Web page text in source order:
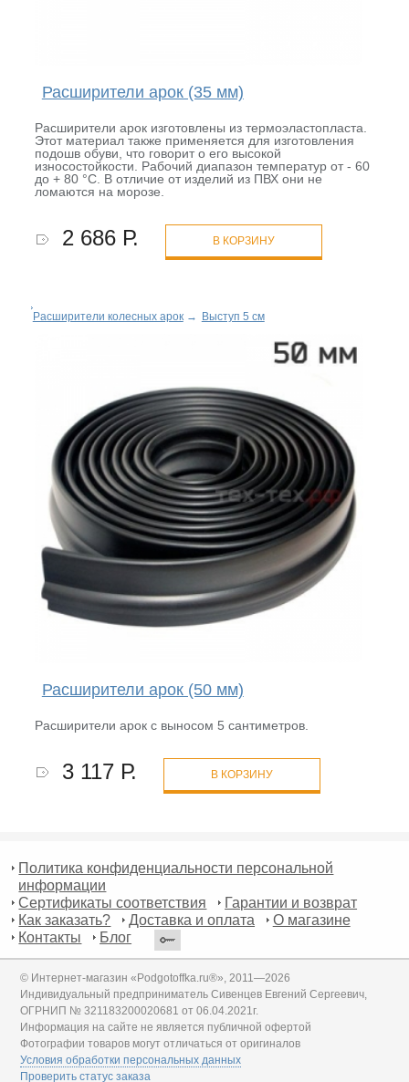
Расширители арок (35 мм)
Расширители арок изготовлены из термоэластопласта.
Этот материал также применяется для изготовления
подошв обуви, что говорит о его высокой
износостойкости. Рабочий диапазон температур от - 60
до + 80 °С. В отличие от изделий из ПВХ они не
ломаются на морозе.
2 686 Р. В КОРЗИНУ
Расширители колесных арок→ Выступ 5 см
Расширители арок (50 мм)
Расширители арок с выносом 5 сантиметров.
3 117 Р. В КОРЗИНУ
Политика конфиденциальности персональной
информации
Сертификаты соответствия
Гарантии и возврат
Как заказать?
Доставка и оплата
О магазине
Контакты
Блог
© Интернет-магазин «Podgotoffka.ru®», 2011—2026
Индивидуальный предприниматель Сивенцев Евгений Сергеевич,
ОГРНИП № 321183200020681 от 06.04.2021г.
Информация на сайте не является публичной офертой
Фотографии товаров могут отличаться от оригиналов
Условия обработки персональных данных
Проверить статус заказа